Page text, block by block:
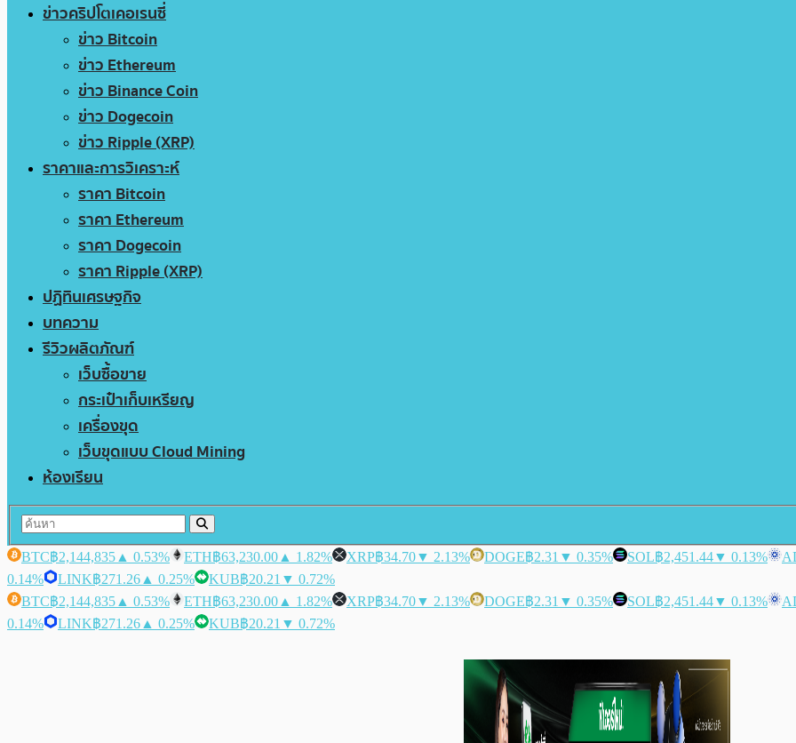
ข่าวคริปโตเคอเรนซี่
ข่าว Bitcoin
ข่าว Ethereum
ข่าว Binance Coin
ข่าว Dogecoin
ข่าว Ripple (XRP)
ราคาและการวิเคราะห์
ราคา Bitcoin
ราคา Ethereum
ราคา Dogecoin
ราคา Ripple (XRP)
ปฏิทินเศรษฐกิจ
บทความ
รีวิวผลิตภัณฑ์
เว็บซื้อขาย
กระเป๋าเก็บเหรียญ
เครื่องขุด
เว็บขุดแบบ Cloud Mining
ห้องเรียน
BTC฿2,144,835 ▲ 0.53% ETH฿63,230.00 ▲ 1.82% XRP฿34.70▼ 2.13% DOGE฿2.31 ▼ 0.35% SOL฿2,451.44▼ 0.13%
0.14%
LINK฿271.26 ▲ 0.25% KUB฿20.21 ▼ 0.72%
BTC฿2,144,835 ▲ 0.53% ETH฿63,230.00 ▲ 1.82% XRP฿34.70▼ 2.13% DOGE฿2.31 ▼ 0.35% SOL฿2,451.44▼ 0.13%
0.14%
LINK฿271.26 ▲ 0.25% KUB฿20.21 ▼ 0.72%